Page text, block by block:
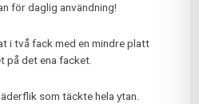
för daglig användning!
i två fack med en mindre platt
på det ena facket.
som täckte hela ytan.